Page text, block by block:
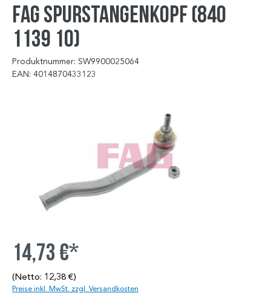
FAG Spurstangenkopf (840
1139 10)
Produktnummer: SW9900025064
EAN: 4014870433123
14,73 €*
(Netto: 12,38 €)
Preise inkl. MwSt. zzgl. Versandkosten